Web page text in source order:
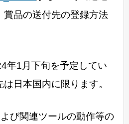
賞品の送付先の登録方法
年1月下旬を予定してい
日本国内に限ります。
び関連ツールの動作等の